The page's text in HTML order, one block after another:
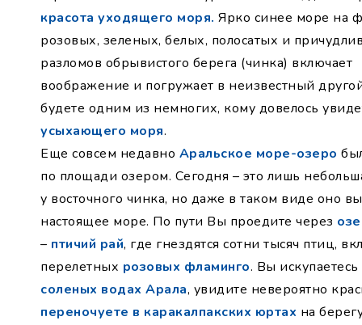
красота уходящего моря. Ярко синее море на
розовых, зеленых, белых, полосатых и
разломов обрывистого берега (чинка) включает
воображение и погружает в неизвестный
будете одним из немногих, кому довелось
усыхающего моря.
Еще совсем недавно Аральское море-озеро
по площади озером. Сегодня – это лишь
у восточного чинка, но даже в таком виде оно
настоящее море. По пути Вы проедите через
– птичий рай, где гнездятся сотни тысяч птиц,
перелетных розовых фламинго. Вы искупаетесь
соленых водах Арала, увидите невероятно
переночуете в каракалпакских юртах на